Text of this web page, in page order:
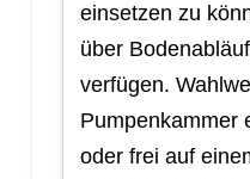
einsetzen zu
über
verfügen.
Pumpenkammer
oder frei auf